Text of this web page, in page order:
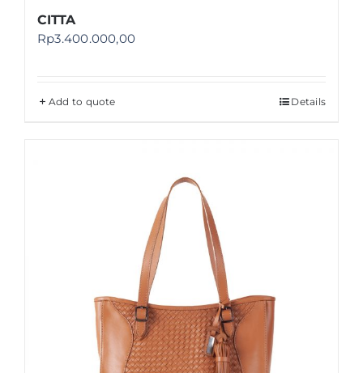
CITTA
Rp3.400.000,00
Add to quote Details